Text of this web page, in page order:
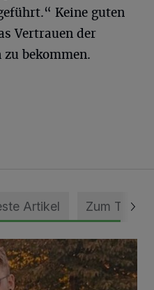
Keine guten
Vertrauen der
bekommen.
Artikel Zum Thema
leben